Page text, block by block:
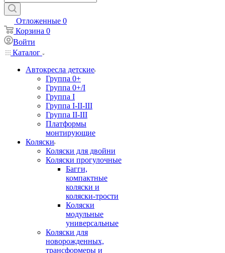
Отложенные 0
Корзина 0
Войти
Каталог
Автокресла детские
Группа 0+
Группа 0+/I
Группа I
Группа I-II-III
Группа II-III
Платформы
монтирующие
Коляски
Коляски для двойни
Коляски прогулочные
Багги,
компактные
коляски и
коляски-трости
Коляски
модульные
универсальные
Коляски для
новорожденных,
трансформеры и